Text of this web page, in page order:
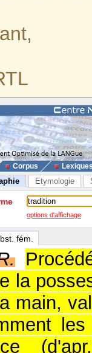
Corpus
Etymologie
options d'affichage
fém.
la
main,
(